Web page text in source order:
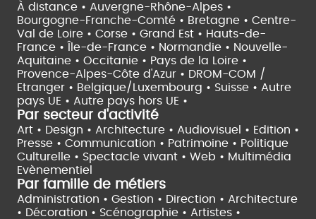
À distance • Auvergne-Rhône-Alpes •
Bourgogne-Franche-Comté • Bretagne • Centre-
Val de Loire • Corse • Grand Est • Hauts-de-
France •
Île-de-France • Normandie • Nouvelle-
Aquitaine • Occitanie • Pays de la Loire •
Provence-Alpes-Côte d'Azur • DROM-COM /
Etranger • Belgique/Luxembourg • Suisse • Autre
pays UE • Autre pays hors UE •
Par secteur d'activité
Art • Design • Architecture • Audiovisuel • Edition •
Presse • Communication • Patrimoine • Politique
Culturelle • Spectacle vivant • Web • Multimédia
Evènementiel
Par famille de métiers
Administration • Gestion • Direction • Architecture
• Décoration • Scénographie • Artistes •